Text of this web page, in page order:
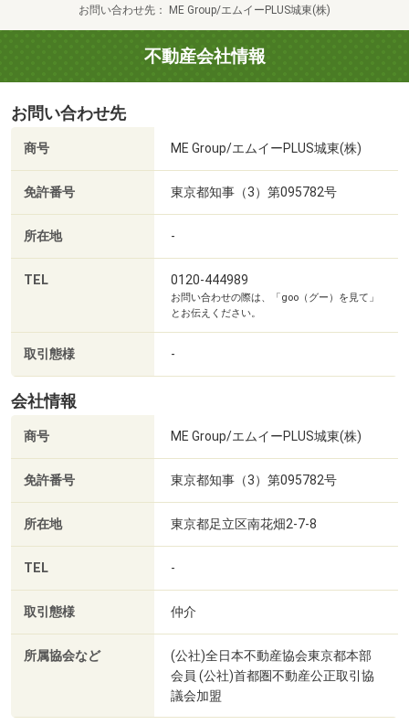
■【スーパー】ジョイフーズ高柳店（約1442m・徒歩19
■【コンビニ】セブンイレブン松戸六実駅前店（約707m・
徒歩9分）
■【コンビニ】ローソン松戸六実駅前店（約739m・徒歩10
分）
■【コンビニ】セブンイレブン東邦鎌ケ谷病院前店（約
793m・徒歩10分）
■【ドラッグストア】ウエルシア鎌ケ谷西佐津間店（約
591m・徒歩8分）
■【ドラッグストア】マツモトキヨシ松戸六実店（約
■【ドラッグストア】クリエイトエス・ディー松戸六高台
店（約1381m・徒歩18分）
■【ホームセンター】PCDEPOT鎌ヶ谷店（約1766m・徒歩
■【高校・高専】千葉県立沼南高柳高校（約1264m・徒歩
16分）
■【高校・高専】千葉県立松戸六実高校（約1126m・徒歩
■【高校・高専】千葉県立鎌ケ谷西高校（約2722m・徒歩
■【中学校】松戸市立六実中学校（約1076m・徒歩14分）
■【中学校】柏市立高柳中学校（約1824m・徒歩23分）
■【中学校】鎌ケ谷市立第三中学校（約2049m・徒歩26
分）
■【小学校】鎌ケ谷市立北部小学校（約1185m・徒歩15
■【小学校】松戸市立六実小学校（約1246m・徒歩16分）
丁寧にご説明させていただきます。
ます。
小さなお子様も乗れるようにチャイルドシートもご準備致
問い合わせ時に「その他のご要望」からお知らせくださ
い。
■お子様がいるお客様へ
お子様が退屈しないように大型キッズスペースあり
赤ちゃんがいるご家族も安心なベビーベット
ご案内時のチャイルドシートもご準備致します
ご用意してますので安心してご利用下さい♪
□選べるメニュー□
・現地/物件見学(1件１５分～)見学だけでもＯＫ
・資金計画・住宅ローン相談（約３０分～）
・ご希望条件の相談（約３０分～）
～～オンライン相談も実施中です～～
す。
◇見学予約は青ボタン「電話で問い合わせ」かフリーダイ
お問い合わせ先 ME Group/エムイーPLUS城東(株)
不動産会社情報
お問い合わせ先
商号 ME Group/エムイーPLUS城東(株)
免許番号 東京都知事（3）第095782号
所在地 -
TEL 0120-444989
お問い合わせの際は、「goo（グー）を見て」
とお伝えください。
取引態様 -
会社情報
商号 ME Group/エムイーPLUS城東(株)
免許番号 東京都知事（3）第095782号
所在地 東京都足立区南花畑2-7-8
TEL -
取引態様 仲介
所属協会など
(公社)全日本不動産協会東京都本部
会員 (公社)首都圏不動産公正取引協
議会加盟